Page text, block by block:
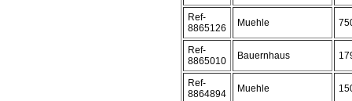
Ref-
8865126
Muehle
Ref-
8865010
Bauernhaus
Ref-
8864894
Muehle